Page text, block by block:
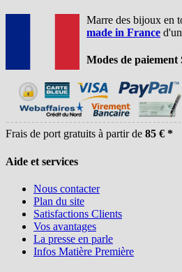
Marre des bijoux en
made in France
Modes de paiement
Frais de port gratuits à partir de 85 € *
Aide et services
Nous contacter
Plan du site
Satisfactions Clients
Vos avantages
La presse en parle
Infos Matière Première